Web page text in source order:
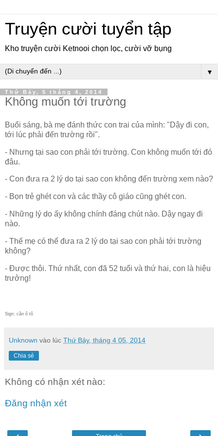
Truyện cười tuyển tập
Kho truyện cười Ketnooi chọn lọc, cười vỡ bụng
▼
Thứ Bảy, 5 tháng 4, 2014
Không muốn tới trường
Buổi sáng, bà mẹ đánh thức con trai của mình: "Dậy đi con,
tới lúc phải đến trường rồi".
- Nhưng tại sao con phải tới trường. Con không muốn tới đó
đâu.
- Con đưa ra 2 lý do tại sao con không đến trường xem nào?
- Bọn trẻ ghét con và các thầy cô giáo cũng ghét con.
- Những lý do ấy không chính đáng chút nào. Dậy ngay đi
nào.
- Thế mẹ có thể đưa ra 2 lý do tại sao con phải tới trường
không?
- Được thôi. Thứ nhất, con đã 52 tuổi và thứ hai, con là hiệu
trưởng!
Sign: cân ô tô
Unknown vào lúc Thứ Bảy, tháng 4 05, 2014
Chia sẻ
Không có nhận xét nào:
Đăng nhận xét